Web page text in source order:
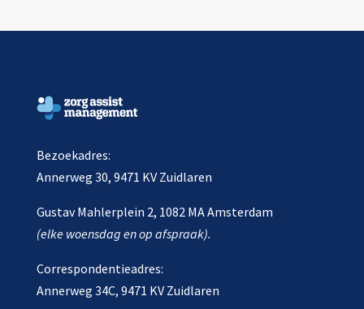
Bezoekadres:
Annerweg 30, 9471 KV Zuidlaren
Gustav Mahlerplein 2, 1082 MA Amsterdam
(elke woensdag en op afspraak).
Correspondentieadres:
Annerweg 34C, 9471 KV Zuidlaren